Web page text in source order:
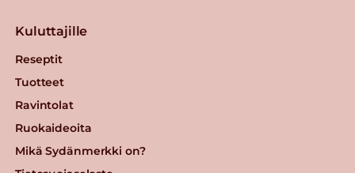
Kuluttajille
Reseptit
Tuotteet
Ravintolat
Ruokaideoita
Mikä Sydänmerkki on?